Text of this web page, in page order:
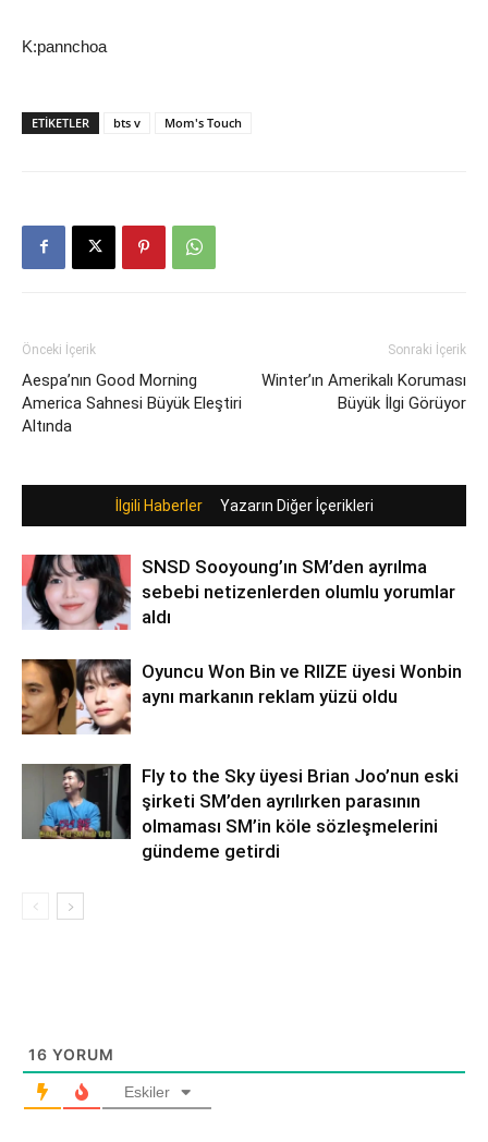
K:pannchoa
ETIKETLER bts v Mom's Touch
Önceki İçerik
Aespa’nın Good Morning
America Sahnesi Büyük Eleştiri
Altında
Sonraki İçerik
Winter’ın Amerikalı Koruması
Büyük İlgi Görüyor
İlgili Haberler Yazarın Diğer İçerikleri
SNSD Sooyoung’ın SM’den ayrılma
sebebi netizenlerden olumlu yorumlar
aldı
Oyuncu Won Bin ve RIIZE üyesi Wonbin
aynı markanın reklam yüzü oldu
Fly to the Sky üyesi Brian Joo’nun eski
şirketi SM’den ayrılırken parasının
olmaması SM’in köle sözleşmelerini
gündeme getirdi
16 YORUM
Eskiler